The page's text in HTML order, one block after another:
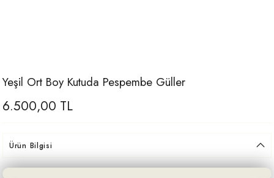
Yeşil Ort Boy Kutuda Pespembe Güller
6.500,00 TL
Ürün Bilgisi